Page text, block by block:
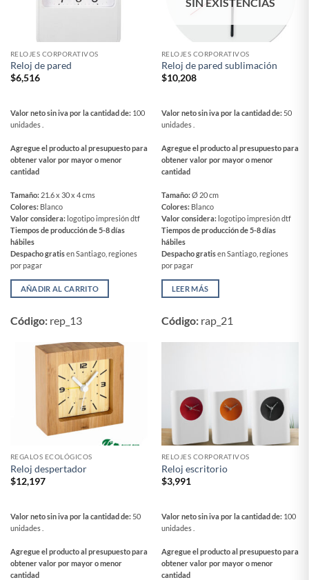
RELOJES CORPORATIVOS
Reloj de pared
$6,516
Valor neto sin iva por la cantidad de: 100
unidades .
Agregue el producto al presupuesto para
obtener valor por mayor o menor
cantidad
Tamaño: 21.6 x 30 x 4 cms
Colores: Blanco
Valor considera: logotipo impresión dtf
Tiempos de producción de 5-8 días
hábiles
Despacho gratisen Santiago, regiones
por pagar
AÑADIR AL CARRITO
Código: rep_13
RELOJES CORPORATIVOS
Reloj de pared sublimación
$10,208
Valor neto sin iva por la cantidad de: 50
unidades .
Agregue el producto al presupuesto para
obtener valor por mayor o menor
cantidad
Tamaño:Ø 20 cm
Colores: Blanco
Valor considera: logotipo impresión dtf
Tiempos de producción de 5-8 días
hábiles
Despacho gratisen Santiago, regiones
por pagar
LEER MÁS
Código: rap_21
REGALOS ECOLÓGICOS
Reloj despertador
$12,197
Valor neto sin iva por la cantidad de: 50
unidades .
Agregue el producto al presupuesto para
obtener valor por mayor o menor
cantidad
RELOJES CORPORATIVOS
Reloj escritorio
$3,991
Valor neto sin iva por la cantidad de: 100
unidades .
Agregue el producto al presupuesto para
obtener valor por mayor o menor
cantidad